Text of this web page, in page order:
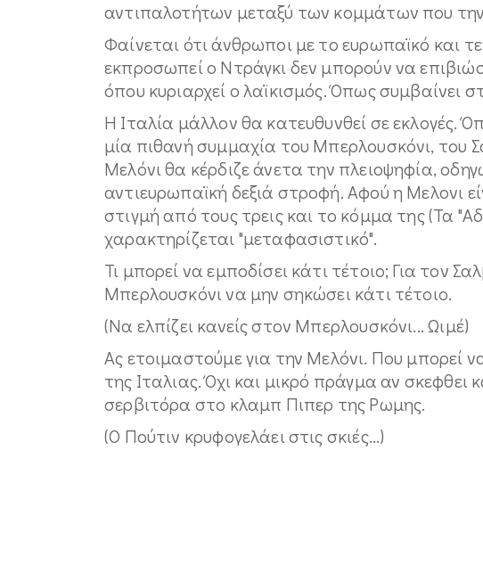
αντιπαλοτήτων μεταξύ των κομμάτων που
Φαίνεται ότι άνθρωποι με το ευρωπαϊκό και
εκπροσωπεί ο Ντράγκι δεν μπορούν να
όπου κυριαρχεί ο λαϊκισμός. Όπως συμβαίνει
Η Ιταλία μάλλον θα κατευθυνθεί σε εκλογές.
μία πιθανή συμμαχία του Μπερλουσκόνι, του
Μελόνι θα κέρδιζε άνετα την πλειοψηφία,
αντιευρωπαϊκή δεξιά στροφή. Αφού η Μελονι
στιγμή από τους τρεις και το κόμμα της (Τα
χαρακτηρίζεται "μεταφασιστικό".
Τι μπορεί να εμποδίσει κάτι τέτοιο; Για τον
Μπερλουσκόνι να μην σηκώσει κάτι τέτοιο.
(Να ελπίζει κανείς στον Μπερλουσκόνι... Ωιμέ)
Ας ετοιμαστούμε για την Μελόνι. Που μπορεί
της Ιταλιας. Όχι και μικρό πράγμα αν σκεφθει
σερβιτόρα στο κλαμπ Πιπερ της Ρωμης.
(Ο Πούτιν κρυφογελάει στις σκιές...)